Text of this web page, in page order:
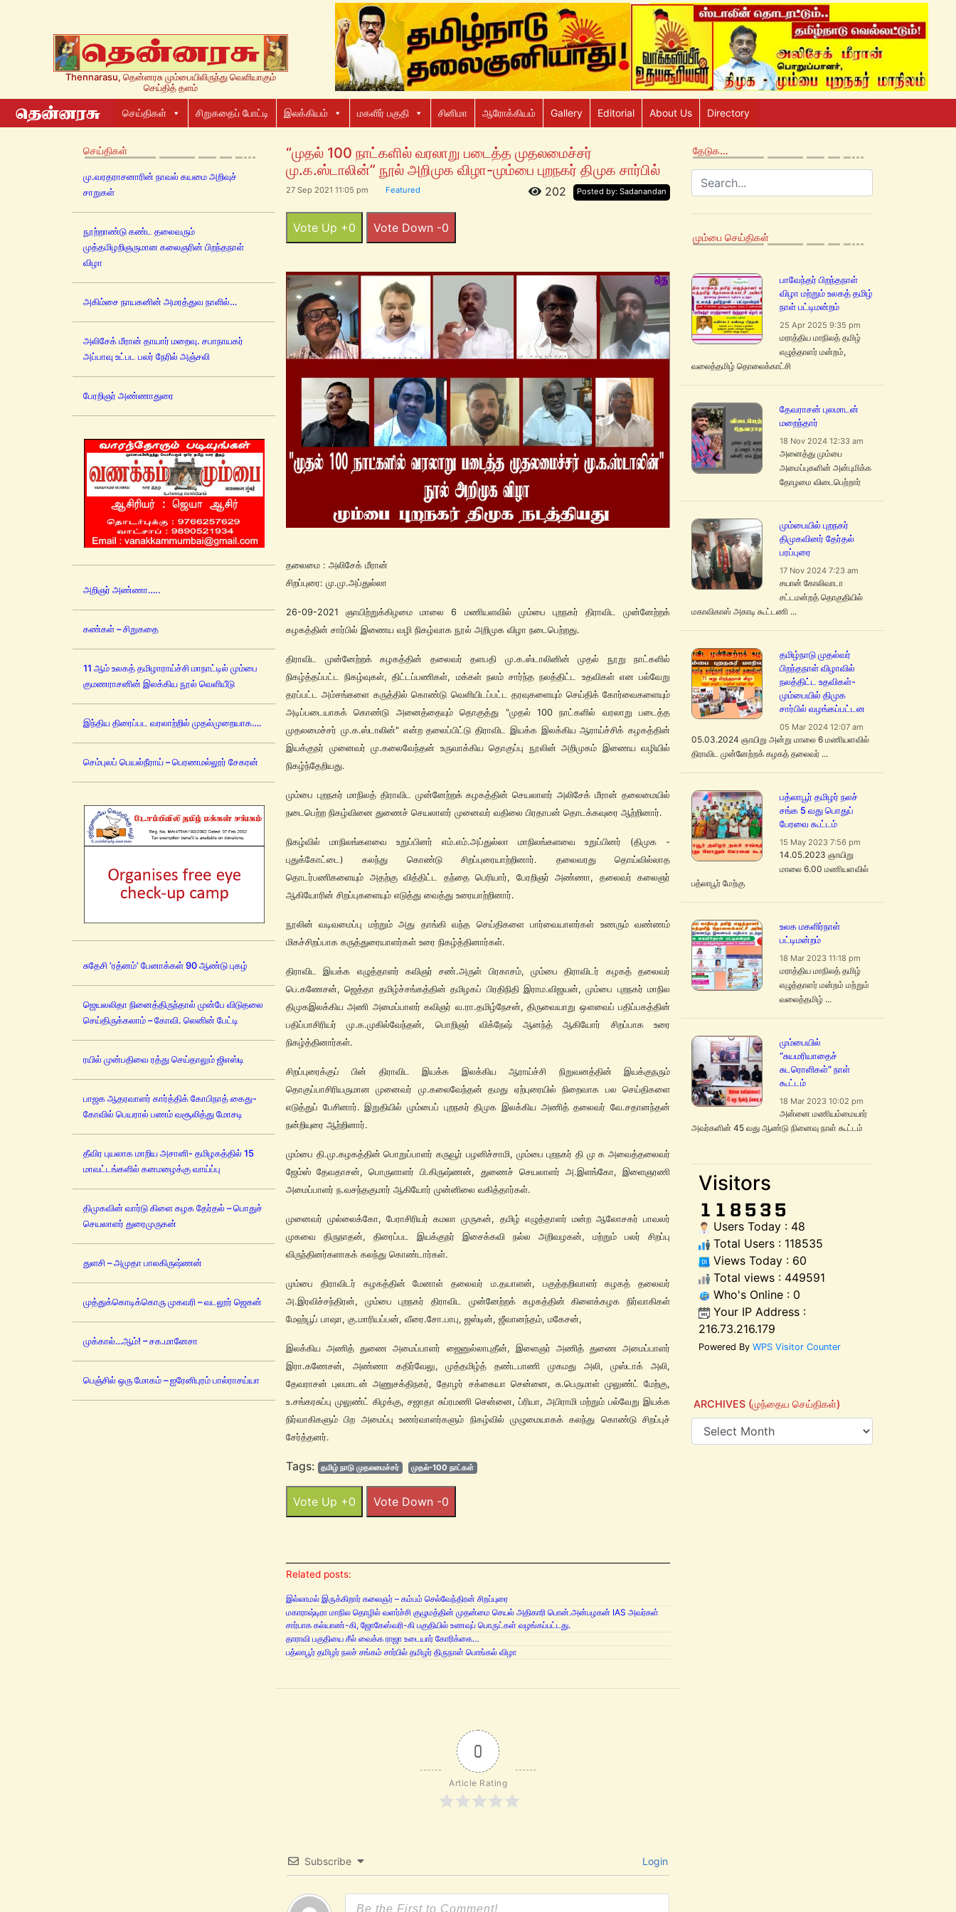
Thennarasu, தென்னரசு மும்பையிலிருந்து வெளியாகும்
செய்தித் தளம்
செய்திகள் சிறுகதைப் போட்டி இலக்கியம் மகளிர் பகுதி சினிமா ஆரோக்கியம் Gallery Editorial About Us Directory
செய்திகள்
மு.வரதராசனாரின் நாவல் கயமை அறிவுச்
சாறுகள்
நூற்றாண்டு கண்ட தலைவரும்
முத்தமிழறிஞருமான கலைஞரின் பிறந்தநாள்
விழா
அகிம்சை நாயகனின் அமரத்துவ நாளில்…
அலிசேக் மீரான் தாயார் மறைவு. சபாநாயகர்
அப்பாவு உட்பட பலர் நேரில் அஞ்சலி
பேரறிஞர் அண்ணாதுரை
அறிஞர் அண்ணா…..
கண்கள் – சிறுகதை
11 ஆம் உலகத் தமிழாராய்ச்சி மாநாட்டில் மும்பை
குமணராசனின் இலக்கிய நூல் வெளியீடு
இந்திய திரைப்பட வரலாற்றில் முதல்முறையாக….
செம்புலப் பெயல்நீராய் – பெரணமல்லூர் சேகரன்
சுதேசி ’ரத்னம்’ பேனாக்கள் 90 ஆண்டு புகழ்
ஜெயலலிதா நினைத்திருந்தால் முன்பே விடுதலை
செய்திருக்கலாம் – கோவி. லெனின் பேட்டி
ரயில் முன்பதிவை ரத்து செய்தாலும் ஜிஎஸ்டி
பாஜக ஆதரவாளர் கார்த்திக் கோபிநாத் கைது-
கோவில் பெயரால் பணம் வசூலித்து மோசடி
தீவிர புயலாக மாறிய அசானி- தமிழகத்தில் 15
மாவட்டங்களில் கனமழைக்கு வாய்ப்பு
திமுகவின் வார்டு கிளை கழக தேர்தல் – பொதுச்
செயலாளர் துரைமுருகன்
துளசி – அமுதா பாலகிருஷ்ணன்
முத்துக்கொடிக்கொரு முகவரி – வடலூர் ஜெகன்
முக்கால்…ஆம்! – சக.மானேசா
பெஞ்சில் ஒரு மோகம் – ஐரேனிபுரம் பால்ராசய்யா
“முதல் 100 நாட்களில் வரலாறு படைத்த முதலமைச்சர்
மு.க.ஸ்டாலின்” நூல் அறிமுக விழா-மும்பை புறநகர் திமுக சார்பில்
27 Sep 2021 11:05 pm Featured Posted by: Sadanandan
202
Vote Up +0 Vote Down -0
தலைமை : அலிசேக் மீரான்
சிறப்புரை: மு.மு.அப்துல்லா
26-09-2021 ஞாயிற்றுக்கிழமை மாலை 6 மணியளவில் மும்பை புறநகர் திராவிட முன்னேற்றக்
கழகத்தின் சார்பில் இணைய வழி நிகழ்வாக நூல் அறிமுக விழா நடைபெற்றது.
திராவிட முன்னேற்றக் கழகத்தின் தலைவர் தளபதி மு.க.ஸ்டாலினின் முதல் நூறு நாட்களில்
நிகழ்த்தப்பட்ட நிகழ்வுகள், திட்டப்பணிகள், மக்கள் நலம் சார்ந்த நலத்திட்ட உதவிகள் என பல்வேறு
தரப்பட்ட அம்சங்களை கருத்தில் கொண்டு வெளியிடப்பட்ட தரவுகளையும் செய்திக் கோர்வைகளையும்
அடிப்படையாகக் கொண்டு அனைத்தையும் தொகுத்து "முதல் 100 நாட்களில் வரலாறு படைத்த
முதலமைச்சர் மு.க.ஸ்டாலின்" என்ற தலைப்பிட்டு திராவிட இயக்க இலக்கிய ஆராய்ச்சிக் கழகத்தின்
இயக்குநர் முனைவர் மு.கலைவேந்தன் உருவாக்கிய தொகுப்பு நூலின் அறிமுகம் இணைய வழியில்
நிகழ்ந்தேறியது.
மும்பை புறநகர் மாநிலத் திராவிட முன்னேற்றக் கழகத்தின் செயலாளர் அலிசேக் மீரான் தலைமையில்
நடைபெற்ற நிகழ்வினை துணைச் செயலாளர் முனைவர் வதிலை பிரதாபன் தொடக்கவுரை ஆற்றினார்.
நிகழ்வில் மாநிலங்களவை உறுப்பினர் எம்.எம்.அப்துல்லா மாநிலங்களவை உறுப்பினர் (திமுக -
புதுக்கோட்டை) கலந்து கொண்டு சிறப்புரையாற்றினார். தலைவரது தொய்வில்லாத
தொடர்பணிகளையும் அதற்கு வித்திட்ட தந்தை பெரியார், பேரறிஞர் அண்ணா, தலைவர் கலைஞர்
ஆகியோரின் சிறப்புகளையும் எடுத்து வைத்து உரையாற்றினார்.
நூலின் வடிவமைப்பு மற்றும் அது தாங்கி வந்த செய்திகளை பார்வையாளர்கள் உணரும் வண்ணம்
மிகச்சிறப்பாக கருத்துரையாளர்கள் உரை நிகழ்த்தினார்கள்.
திராவிட இயக்க எழுத்தாளர் கவிஞர் சண்.அருள் பிரகாசம், மும்பை திராவிடர் கழகத் தலைவர்
பெ.கணேசன், ஜெத்தா தமிழ்ச்சங்கத்தின் தமிழகப் பிரதிநிதி இராம.விஜயன், மும்பை புறநகர் மாநில
திமுகஇலக்கிய அணி அமைப்பாளர் கவிஞர் வ.ரா.தமிழ்நேசன், திருவையாறு ஔவைப் பதிப்பகத்தின்
பதிப்பாசிரியர் மு.க.முகில்வேந்தன், பொறிஞர் விக்நேஷ் ஆனந்த் ஆகியோர் சிறப்பாக உரை
நிகழ்த்தினார்கள்.
சிறப்புரைக்குப் பின் திராவிட இயக்க இலக்கிய ஆராய்ச்சி நிறுவனத்தின் இயக்குநரும்
தொகுப்பாசிரியருமான முனைவர் மு.கலைவேந்தன் தமது ஏற்புரையில் நிறைவாக பல செய்திகளை
எடுத்துப் பேசினார். இறுதியில் மும்பைப் புறநகர் திமுக இலக்கிய அணித் தலைவர் வே.சதானந்தன்
நன்றியுரை ஆற்றினார்.
மும்பை தி.மு.கழகத்தின் பொறுப்பாளர் கருவூர் பழனிச்சாமி, மும்பை புறநகர் தி மு க அவைத்தலைவர்
ஜேம்ஸ் தேவதாசன், பொருளாளர் பி.கிருஷ்ணன், துணைச் செயலாளர் அ.இளங்கோ, இளைஞரணி
அமைப்பாளர் ந.வசந்தகுமார் ஆகியோர் முன்னிலை வகித்தார்கள்.
முனைவர் முல்லைக்கோ, பேராசிரியர் கமலா முருகன், தமிழ் எழுத்தாளர் மன்ற ஆலோசகர் பாவலர்
முகவை திருநாதன், திரைப்பட இயக்குநர் இசைக்கவி நல்ல அறிவழகன், மற்றும் பலர் சிறப்பு
விருந்தினர்களாகக் கலந்து கொண்டார்கள்.
மும்பை திராவிடர் கழகத்தின் மேனாள் தலைவர் ம.தயாளன், பகுத்தறிவாளர் கழகத் தலைவர்
அ.இரவிச்சந்திரன், மும்பை புறநகர் திராவிட முன்னேற்றக் கழகத்தின் கிளைக்கழக நிர்வாகிகள்
மேஹ்பூப் பாஷா, கு.மாரியப்பன், வீரை.சோ.பாபு, ஜஸ்டின், ஜீவானந்தம், மகேசன்,
இலக்கிய அணித் துணை அமைப்பாளர் ஜைனுல்லாபுதீன், இளைஞர் அணித் துணை அமைப்பாளர்
இரா.கணேசன், அண்ணா கதிர்வேலு, முத்தமிழ்த் தண்டபாணி முகமது அலி, முஸ்டாக் அலி,
தேவராசன் புலமாடன் அணுசக்திநகர், தோழர் சக்கையா சென்னை, சு.பெருமாள் முலுண்ட் மேற்கு,
உ.சங்கரசுப்பு முலுண்ட் கிழக்கு, சஜாதா சுப்ரமணி சென்னை, ப்ரியா, அபிராமி மற்றும் பல்வேறு இயக்க
நிர்வாகிகளும் பிற அமைப்பு உணர்வாளர்களும் நிகழ்வில் முழுமையாகக் கலந்து கொண்டு சிறப்புச்
சேர்த்தனர்.
Tags: தமிழ் நாடு முதலமைச்சர் முதல்-100 நாட்கள்
Vote Up +0 Vote Down -0
Related posts:
இல்லாமல் இருக்கிறார் கலைஞர் – கம்பம் செல்வேந்திரன் சிறப்புரை
மகாராஷ்டிரா மாநில தொழில் வளர்ச்சி குழுமத்தின் முதன்மை செயல் அதிகாரி பொன்.அன்பழகன் IAS அவர்கள்
சார்பாக கல்யாண்-கி, ஜோகேஸ்வரி-கி பகுதியில் உணவுப் பொருட்கள் வழங்கப்பட்டது.
தாராவி பகுதியை சீல் வைக்க ராஜா உடையார் கோரிக்கை…
பத்லாபூர் தமிழர் நலச் சங்கம் சார்பில் தமிழர் திருநாள் பொங்கல் விழா
0
Article Rating
Subscribe Login
தேடுக…
மும்பை செய்திகள்
பாவேந்தர் பிறந்தநாள்
விழா மற்றும் உலகத் தமிழ்
நாள் பட்டிமன்றம்
25 Apr 2025 9:35 pm
மராத்திய மாநிலத் தமிழ்
எழுத்தாளர் மன்றம்,
வலைத்தமிழ் தொலைக்காட்சி
தேவராசன் புலமாடன்
மறைந்தார்
18 Nov 2024 12:33 am
அனைத்து மும்பை
அமைப்புகளின் அன்புமிக்க
தோழமை விடைபெற்றார்
மும்பையில் புறநகர்
திமுகவினர் தேர்தல்
பரப்புரை
17 Nov 2024 7:23 am
சயான் கோலிவாடா
சட்டமன்றத் தொகுதியில்
மகாவிகாஸ் அகாடி கூட்டணி ...
தமிழ்நாடு முதல்வர்
பிறந்தநாள் விழாவில்
நலத்திட்ட உதவிகள்-
மும்பையில் திமுக
சார்பில் வழங்கப்பட்டன
05 Mar 2024 12:07 am
05.03.2024 ஞாயிறு அன்று மாலை 6 மணியளவில்
திராவிட முன்னேற்றக் கழகத் தலைவர் ...
பத்லாபூர் தமிழர் நலச்
சங்க 5 வது பொதுப்
பேரவை கூட்டம்
15 May 2023 7:56 pm
14.05.2023 ஞாயிறு
மாலை 6.00 மணியளவில்
பத்லாபூர் மேற்கு
உலக மகளிர்நாள்
பட்டிமன்றம்
18 Mar 2023 11:18 pm
மராத்திய மாநிலத் தமிழ்
எழுத்தாளர் மன்றம் மற்றும்
வலைத்தமிழ் ...
மும்பையில்
“சுயமரியாதைச்
சுடரொளிகள்” நாள்
கூட்டம்
18 Mar 2023 10:02 pm
அன்னை மணியம்மையார்
அவர்களின் 45 வது ஆண்டு நினைவு நாள் கூட்டம்
Visitors
Users Today : 48
Total Users : 118535
Views Today : 60
Total views : 449591
Who's Online : 0
Your IP Address :
216.73.216.179
Powered By WPS Visitor Counter
ARCHIVES (முந்தைய செய்திகள்)